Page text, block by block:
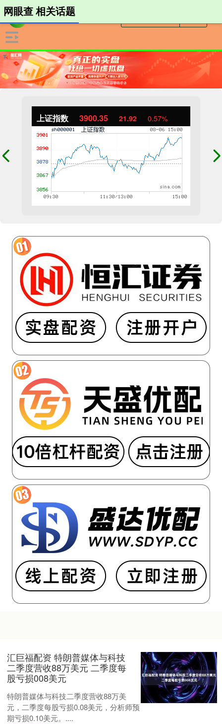
上证指数 3900.35 21.92 0.57%
网眼查 相关话题
汇巨福配资 特朗普媒体与科技
二季度营收88万美元 二季度每
股亏损008美元
特朗普媒体与科技二季度营收88万美
元，二季度每股亏损0.08美元，分析师预
期亏损0.10美元。....